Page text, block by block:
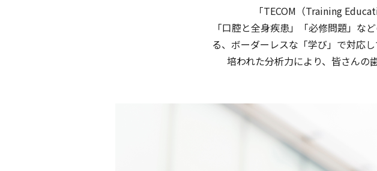
「TECOM（Training
「口腔と全身疾患」「必修問題」な
る、ボーダーレスな「学び」で対応
培われた分析力により、皆さんの